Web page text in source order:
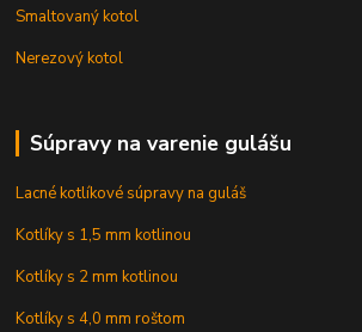
Smaltovaný kotol
Nerezový kotol
Súpravy na varenie gulášu
Lacné kotlíkové súpravy na guláš
Kotlíky s 1,5 mm kotlinou
Kotlíky s 2 mm kotlinou
Kotlíky s 4,0 mm roštom